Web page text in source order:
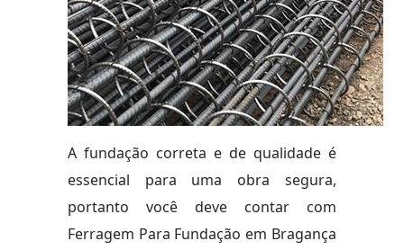
A fundação correta e de qualidade é
essencial para uma obra segura,
portanto você deve contar com
Ferragem Para Fundação em Bragança